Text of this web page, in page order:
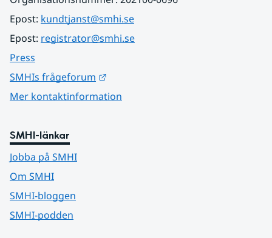
Epost: kundtjanst@smhi.se
Epost: registrator@smhi.se
Press
SMHIs frågeforum
Mer kontaktinformation
SMHI-länkar
Jobba på SMHI
Om SMHI
SMHI-bloggen
SMHI-podden